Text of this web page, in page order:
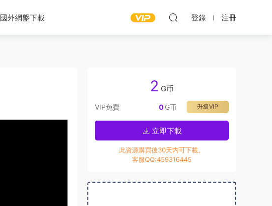
國外網盤下載 登錄 注冊
2 G币
VIP免費 升級VIP
0 G币
立即下載
此資源購買後30天内可下載。
客服QQ:459316445